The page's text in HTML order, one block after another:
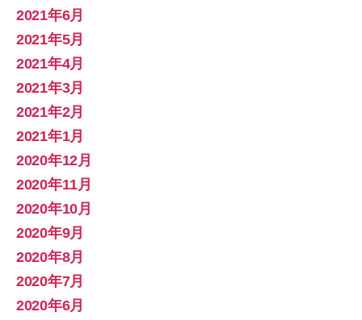
2021年6月
2021年5月
2021年4月
2021年3月
2021年2月
2021年1月
2020年12月
2020年11月
2020年10月
2020年9月
2020年8月
2020年7月
2020年6月